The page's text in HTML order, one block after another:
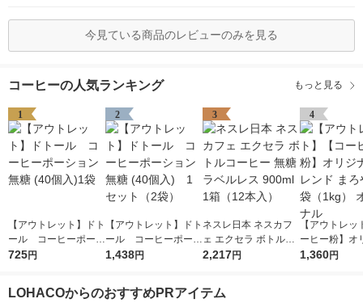
今見ている商品のレビューのみを見る
コーヒーの人気ランキング もっと見る
1
【アウトレット】ドト
ール コーヒーポーシ
ョン 無糖 (40個入)1袋
725円
2
【アウトレット】ドト
ール コーヒーポーシ
ョン 無糖 (40個入) 1
1,438円
3
ネスレ日本 ネスカフ
ェ エクセラ ボトルコ
ーヒー 無糖 ラベルレ
2,217円
4
【アウトレッ
ーヒー粉】オ
ブレンド ま
1,360円
LOHACOからのおすすめPRアイテム